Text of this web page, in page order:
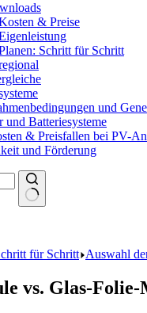
& Preise
Schritt für Schritt
und
und Batteriesysteme
& Preisfallen bei PV-
und Förderung
für Schritt Auswahl
vs. Glas-